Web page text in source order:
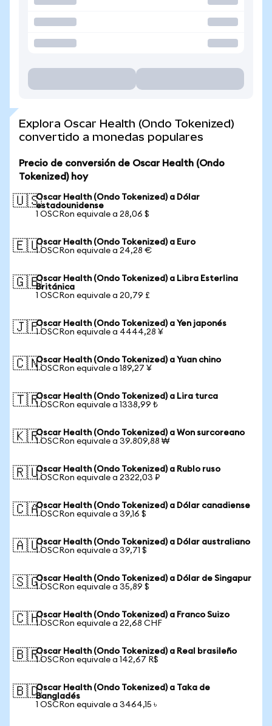
Explora Oscar Health (Ondo Tokenized)
convertido a monedas populares
Precio de conversión de Oscar Health (Ondo
Tokenized) hoy
🇺🇸Oscar Health (Ondo Tokenized) a Dólar
estadounidense
1 OSCRon equivale a 28,06 $
🇪🇺Oscar Health (Ondo Tokenized) a Euro
1 OSCRon equivale a 24,28 €
🇬🇧Oscar Health (Ondo Tokenized) a Libra Esterlina
Británica
1 OSCRon equivale a 20,79 £
🇯🇵Oscar Health (Ondo Tokenized) a Yen japonés
1 OSCRon equivale a 4444,28 ¥
🇨🇳Oscar Health (Ondo Tokenized) a Yuan chino
1 OSCRon equivale a 189,27 ¥
🇹🇷Oscar Health (Ondo Tokenized) a Lira turca
1 OSCRon equivale a 1338,99 ₺
🇰🇷Oscar Health (Ondo Tokenized) a Won surcoreano
1 OSCRon equivale a 39.809,88 ₩
🇷🇺Oscar Health (Ondo Tokenized) a Rublo ruso
1 OSCRon equivale a 2322,03 ₽
🇨🇦Oscar Health (Ondo Tokenized) a Dólar canadiense
1 OSCRon equivale a 39,16 $
🇦🇺Oscar Health (Ondo Tokenized) a Dólar australiano
1 OSCRon equivale a 39,71 $
🇸🇬Oscar Health (Ondo Tokenized) a Dólar de Singapur
1 OSCRon equivale a 35,89 $
🇨🇭Oscar Health (Ondo Tokenized) a Franco Suizo
1 OSCRon equivale a 22,68 CHF
🇧🇷Oscar Health (Ondo Tokenized) a Real brasileño
1 OSCRon equivale a 142,67 R$
🇧🇩Oscar Health (Ondo Tokenized) a Taka de
Bangladés
1 OSCRon equivale a 3464,15 ৳